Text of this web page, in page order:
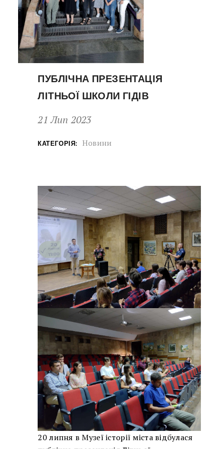
ПУБЛІЧНА ПРЕЗЕНТАЦІЯ
ЛІТНЬОЇ ШКОЛИ ГІДІВ
21 Лип 2023
КАТЕГОРІЯ: Новини
20 липня в Музеї історії міста відбулася